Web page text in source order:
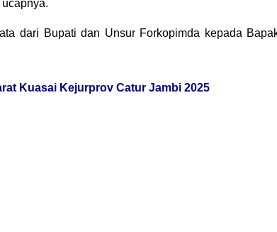
dari Bupati dan Unsur Forkopimda kepada
Kuasai Kejurprov Catur Jambi 2025